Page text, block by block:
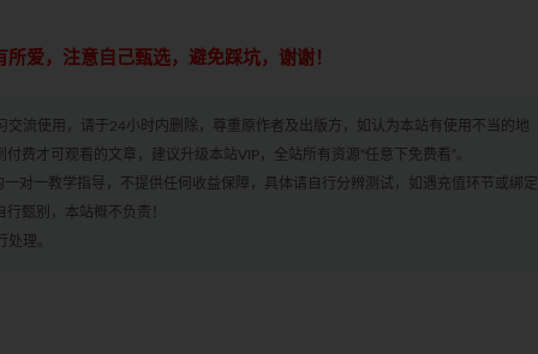
爱，注意自己甄选，避免踩坑，谢谢！
流使用，请于24小时内删除，尊重原作者及出版方，如认为本站有使用不当的地
费才可观看的文章，建议升级本站VIP，全站所有资源“任意下免费看”。
对一教学指导，不提供任何收益保障，具体请自行分辨测试，如遇充值环节或绑定
甄别，本站概不负责！
理。